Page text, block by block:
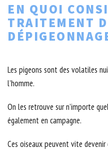
EN QUOI
TRAITEMENT
Les pigeons sont des volatiles
l’homme.
On les retrouve sur n’importe
également en campagne.
Ces oiseaux peuvent vite devenir